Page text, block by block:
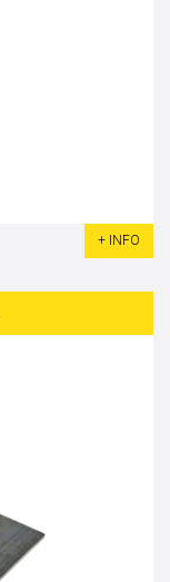
+ INFO